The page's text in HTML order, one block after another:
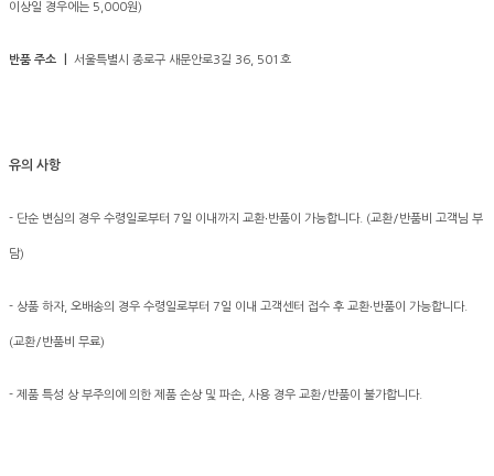
이상일 경우에는 5,000원)
반품 주소 ㅣ 서울특별시 종로구 새문안로3길 36, 501호
유의 사항
- 단순 변심의 경우 수령일로부터 7일 이내까지 교환∙반품이 가능합니다. (교환/반품비 고객님 부
담)
- 상품 하자, 오배송의 경우 수령일로부터 7일 이내 고객센터 접수 후 교환∙반품이 가능합니다.
(교환/반품비 무료)
- 제품 특성 상 부주의에 의한 제품 손상 및 파손, 사용 경우 교환/반품이 불가합니다.